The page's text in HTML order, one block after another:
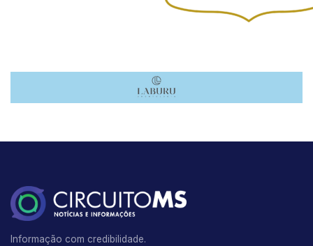
Informação com credibilidade.